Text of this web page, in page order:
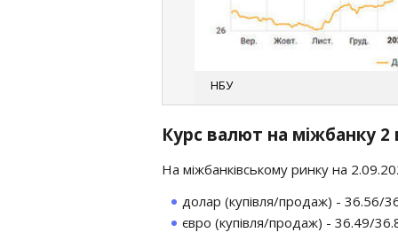
НБУ
Курс валют на міжбанку 2
На міжбанківському ринку на
долар (купівля/продаж) - 36.56/
євро (купівля/продаж) - 36.49/